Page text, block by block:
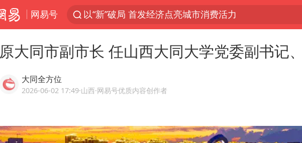
网易号
以“新”破局 首发经济点亮城市消费活力
中方回应是否在太平洋海底开采稀土
看守所辅警收受10万获刑1年
五粮液渠道价一箱上涨近百元
原大同市副市长 任山西大同大学党委副书记
大同全方位
2026-06-02 17:49·山西·网易号优质内容创作者